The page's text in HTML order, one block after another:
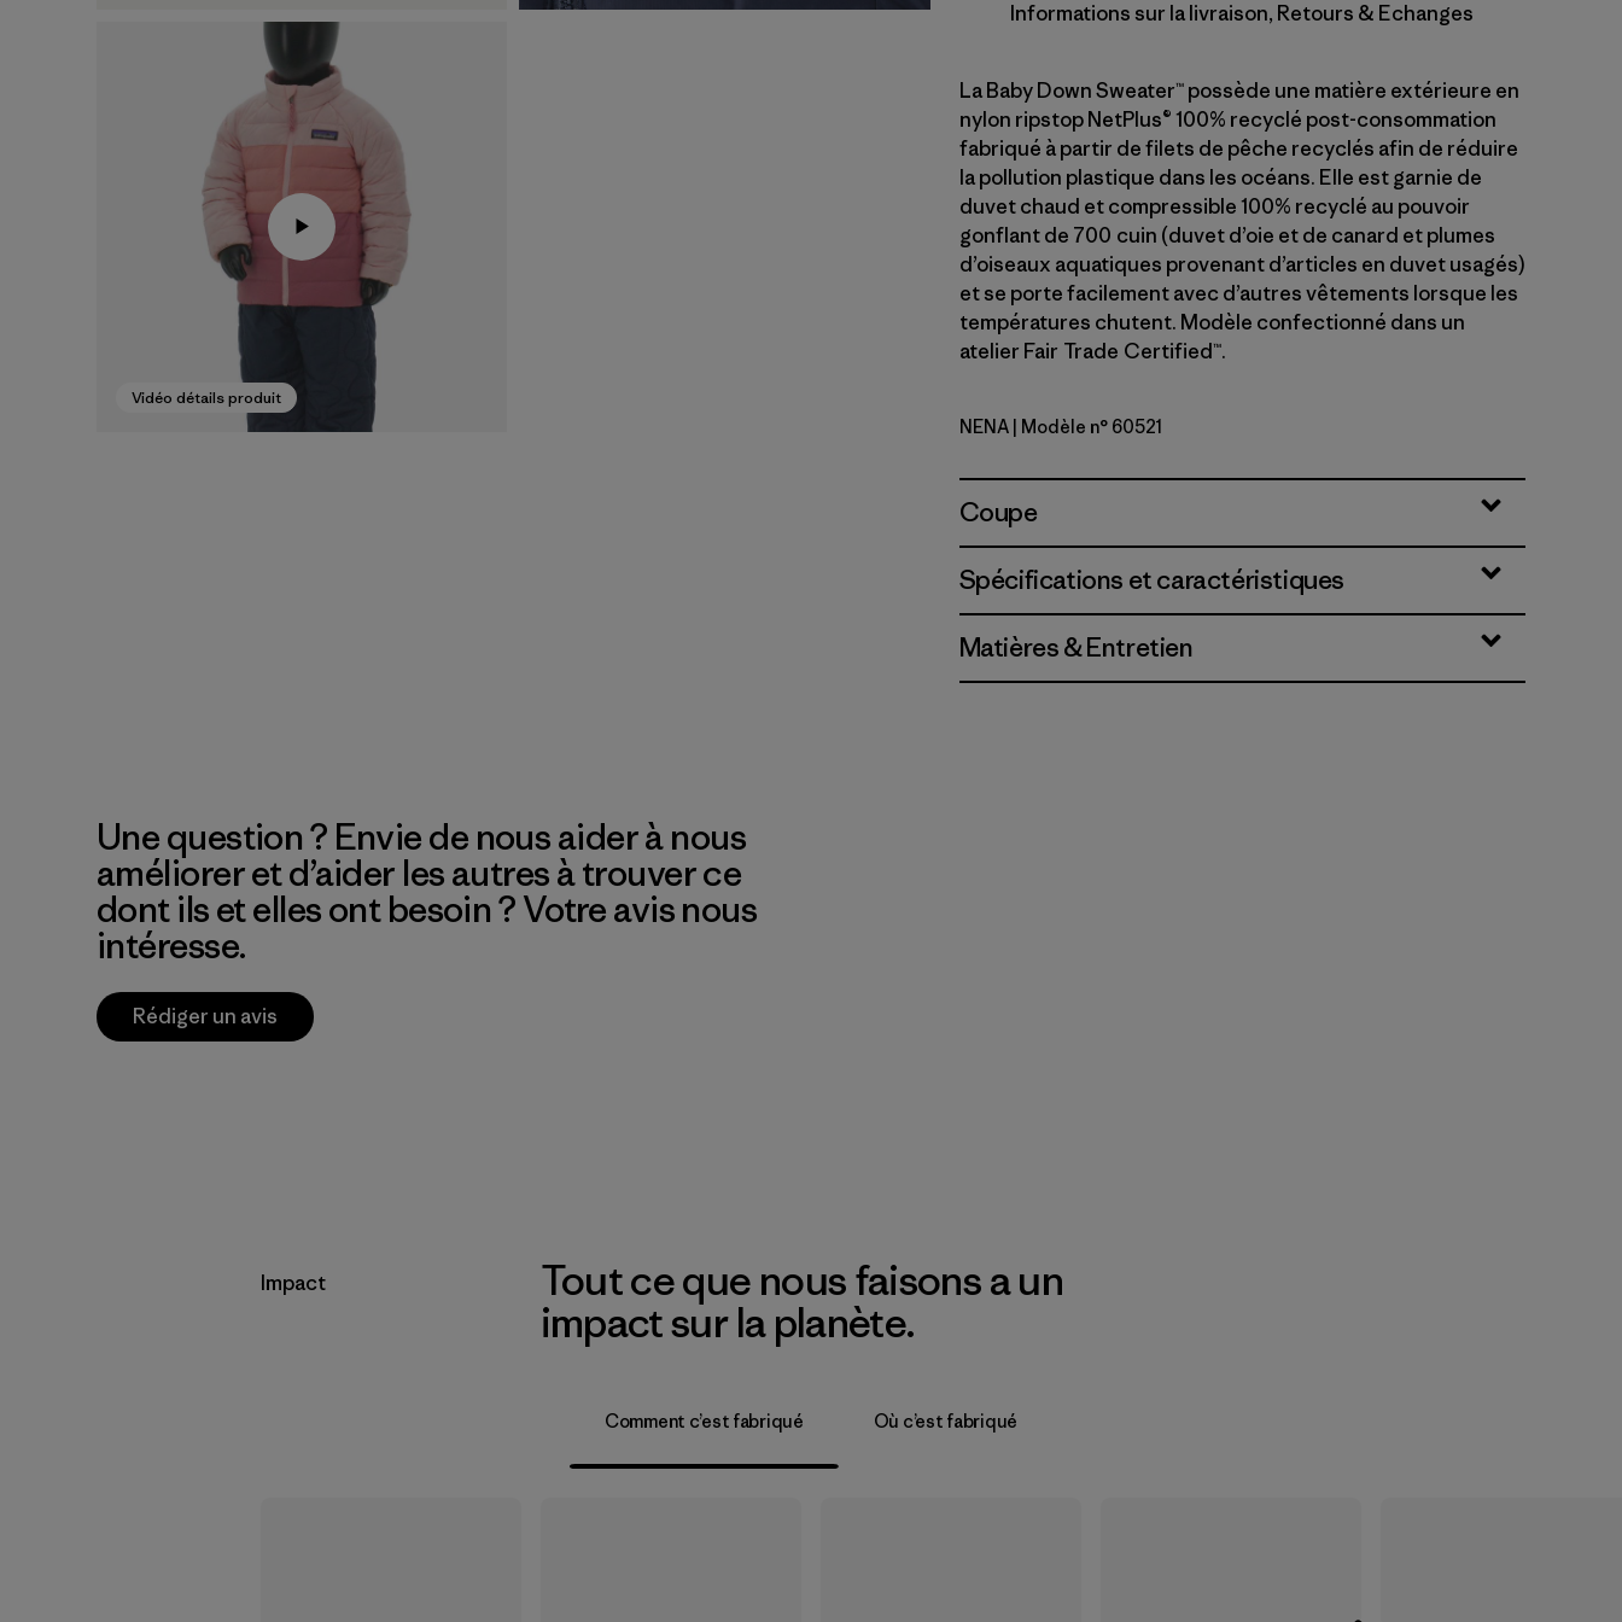
Vidéo détails produit
Informations sur la livraison, Retours & Echanges
La Baby Down Sweater™ possède une matière extérieure en
nylon ripstop NetPlus® 100% recyclé post-consommation
fabriqué à partir de filets de pêche recyclés afin de réduire
la pollution plastique dans les océans. Elle est garnie de
duvet chaud et compressible 100% recyclé au pouvoir
gonflant de 700 cuin (duvet d’oie et de canard et plumes
d’oiseaux aquatiques provenant d’articles en duvet usagés)
et se porte facilement avec d’autres vêtements lorsque les
températures chutent. Modèle confectionné dans un
atelier Fair Trade Certified™.
New Navy
NENA | Modèle n° 60521
Coupe
Spécifications et caractéristiques
Matières & Entretien
Une question ? Envie de nous aider à nous
améliorer et d’aider les autres à trouver ce
dont ils et elles ont besoin ? Votre avis nous
intéresse.
Rédiger un avis
Impact
Tout ce que nous faisons a un
impact sur la planète.
Comment c’est fabriqué Où c’est fabriqué